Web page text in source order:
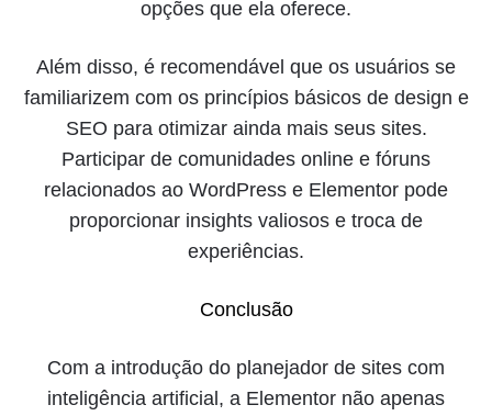
opções que ela oferece.
Além disso, é recomendável que os usuários se
familiarizem com os princípios básicos de design e
SEO para otimizar ainda mais seus sites.
Participar de comunidades online e fóruns
relacionados ao WordPress e Elementor pode
proporcionar insights valiosos e troca de
experiências.
Conclusão
Com a introdução do planejador de sites com
inteligência artificial, a Elementor não apenas